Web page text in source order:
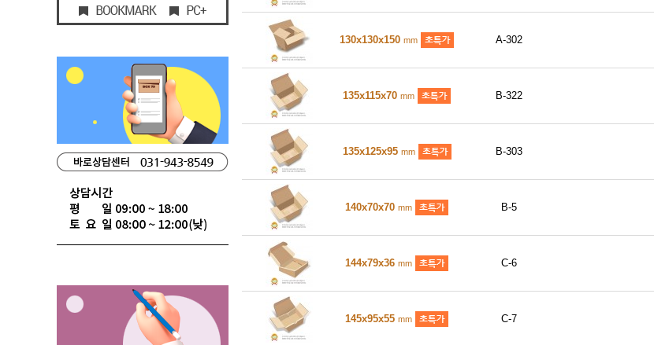
130x130x150 mm A-302
135x115x70 mm B-322
135x125x95 mm B-303
140x70x70 mm B-5
144x79x36 mm C-6
145x95x55 mm C-7